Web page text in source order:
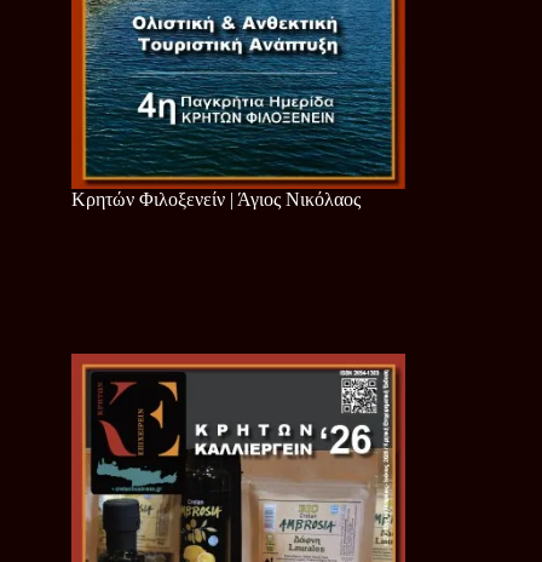
Κρητών Φιλοξενείν | Άγιος Νικόλαος